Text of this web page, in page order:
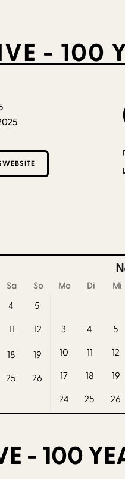
- 100
Sa So Mo Di Mi
4 5
11 12
18
19
25
26
3
4 5
10
11 12
17
18 19
24
25 26
- 100